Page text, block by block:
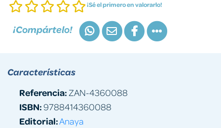
¡Sé el primero en valorarlo!
¡Compártelo!
Características
Referencia: ZAN-4360088
ISBN:9788414360088
Editorial:Anaya